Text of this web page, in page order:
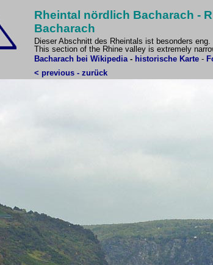
Rheintal nördlich Bacharach -
Bacharach
Dieser Abschnitt des Rheintals ist besonders eng.
This section of the Rhine valley is extremely
Bacharach bei Wikipedia- historische Karte -
< previous - zurück